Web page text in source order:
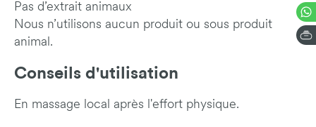
Pas d’extrait animaux
Nous n’utilisons aucun produit ou sous produit
animal.
Conseils d'utilisation
En massage local après l'effort physique.